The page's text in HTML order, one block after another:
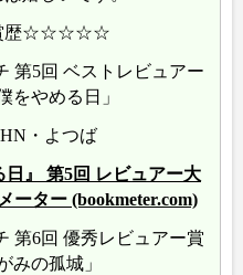
歴☆☆☆☆☆
第5回 ベストレビュアー
やめる日」
・よつば
』 第5回 レビュアー大
ーター (bookmeter.com)
第6回 優秀レビュアー賞
の孤城」